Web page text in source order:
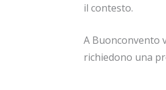
il contesto.
A Buonconvento
richiedono una